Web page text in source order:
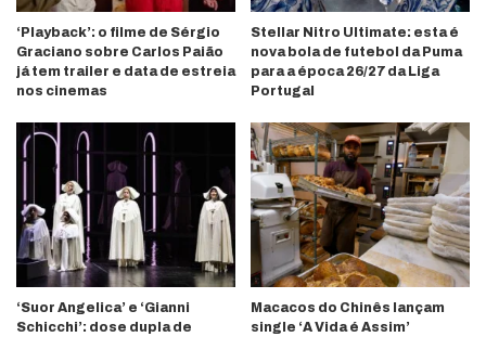
‘Playback’: o filme de Sérgio
Graciano sobre Carlos Paião
já tem trailer e data de estreia
nos cinemas
Stellar Nitro Ultimate: esta é
nova bola de futebol da Puma
para a época 26/27 da Liga
Portugal
‘Suor Angelica’ e ‘Gianni
Schicchi’: dose dupla de
Macacos do Chinês lançam
single ‘A Vida é Assim’